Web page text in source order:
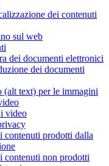
dei contenuti
sul web
dei documenti elettronici
dei documenti
(alt text) per le immagini
video
contenuti prodotti dalla
contenuti non prodotti